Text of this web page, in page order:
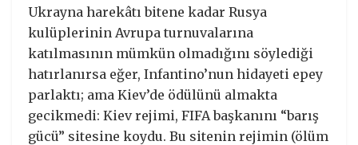
Ukrayna harekâtı bitene kadar Rusya
kulüplerinin Avrupa turnuvalarına
katılmasının mümkün olmadığını söylediği
hatırlanırsa eğer, Infantino’nun hidayeti epey
parlaktı; ama Kiev’de ödülünü almakta
gecikmedi: Kiev rejimi, FIFA başkanını “barış
gücü” sitesine koydu. Bu sitenin rejimin (ölüm